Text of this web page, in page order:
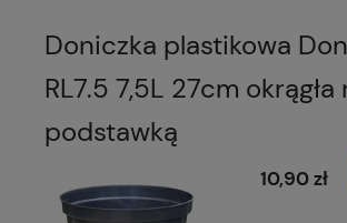
Doniczka plastikowa
RL7.5 7,5L 27cm okrągła
podstawką
10,90 zł